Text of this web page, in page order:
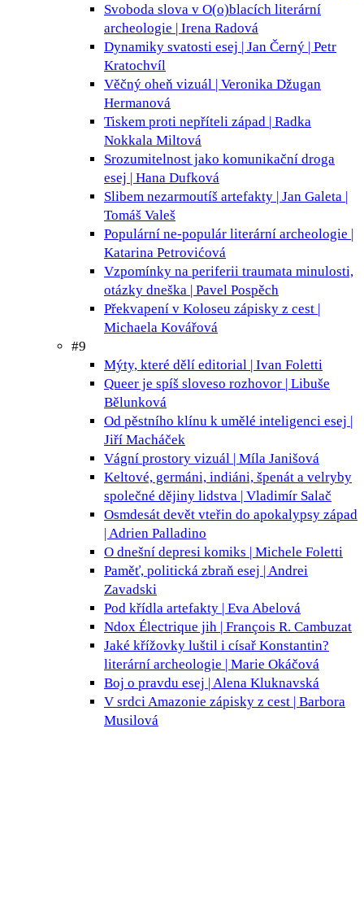
Svoboda slova v O(o)blacích literární
archeologie | Irena Radová
Dynamiky svatosti esej | Jan Černý | Petr
Kratochvíl
Věčný oheň vizuál | Veronika Džugan
Hermanová
Tiskem proti nepříteli západ | Radka
Nokkala Miltová
Srozumitelnost jako komunikační droga
esej | Hana Dufková
Slibem nezarmoutíš artefakty | Jan Galeta |
Tomáš Valeš
Populární ne-populár literární archeologie |
Katarina Petrovićová
Vzpomínky na periferii traumata minulosti,
otázky dneška | Pavel Pospěch
Překvapení v Koloseu zápisky z cest |
Michaela Kovářová
#9
Mýty, které dělí editorial | Ivan Foletti
Queer je spíš sloveso rozhovor | Libuše
Bělunková
Od pěstního klínu k umělé inteligenci esej |
Jiří Macháček
Vágní prostory vizuál | Míla Janišová
Keltové, germáni, indiáni, špenát a velryby
společné dějiny lidstva | Vladimír Salač
Osmdesát devět vteřin do apokalypsy západ
| Adrien Palladino
O dnešní depresi komiks | Michele Foletti
Paměť, politická zbraň esej | Andrei
Zavadski
Pod křídla artefakty | Eva Abelová
Ndox Électrique jih | François R. Cambuzat
Jaké křížovky luštil i císař Konstantin?
literární archeologie | Marie Okáčová
Boj o pravdu esej | Alena Kluknavská
V srdci Amazonie zápisky z cest | Barbora
Musilová